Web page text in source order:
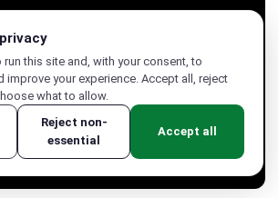
this site and, with your consent, to
improve your experience. Accept all, reject
what to allow.
Reject non-
essential
Accept all